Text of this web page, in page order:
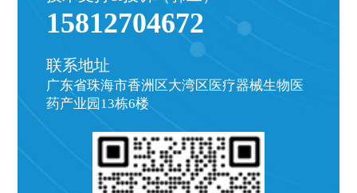
15812704672
联系地址
广东省珠海市香洲区大湾区医疗器械生物医
药产业园13栋6楼